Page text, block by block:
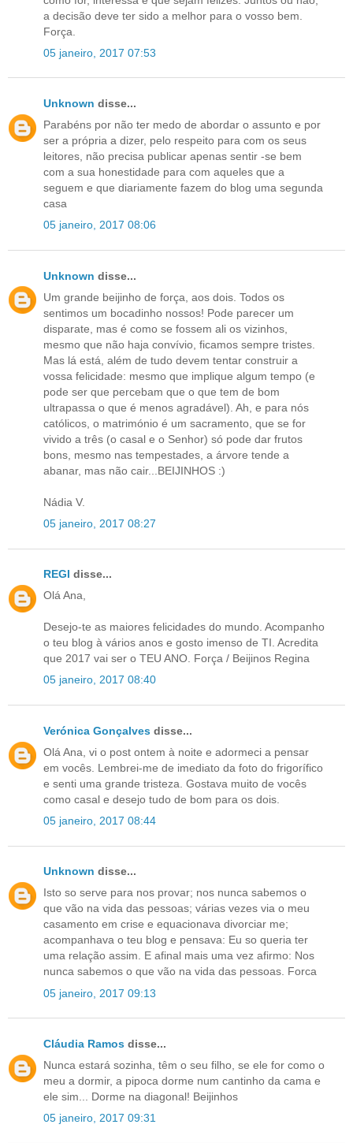
a decisão deve ter sido a melhor para o vosso bem.
Força.
05 janeiro, 2017 07:53
Unknown disse...
Parabéns por não ter medo de abordar o assunto e por
ser a própria a dizer, pelo respeito para com os seus
leitores, não precisa publicar apenas sentir -se bem
com a sua honestidade para com aqueles que a
seguem e que diariamente fazem do blog uma segunda
casa
05 janeiro, 2017 08:06
Unknown disse...
Um grande beijinho de força, aos dois. Todos os
sentimos um bocadinho nossos! Pode parecer um
disparate, mas é como se fossem ali os vizinhos,
mesmo que não haja convívio, ficamos sempre tristes.
Mas lá está, além de tudo devem tentar construir a
vossa felicidade: mesmo que implique algum tempo (e
pode ser que percebam que o que tem de bom
ultrapassa o que é menos agradável). Ah, e para nós
católicos, o matrimónio é um sacramento, que se for
vivido a três (o casal e o Senhor) só pode dar frutos
bons, mesmo nas tempestades, a árvore tende a
abanar, mas não cair...BEIJINHOS :)
Nádia V.
05 janeiro, 2017 08:27
REGI disse...
Olá Ana,
Desejo-te as maiores felicidades do mundo. Acompanho
o teu blog à vários anos e gosto imenso de TI. Acredita
que 2017 vai ser o TEU ANO. Força / Beijinos Regina
05 janeiro, 2017 08:40
Verónica Gonçalves disse...
Olá Ana, vi o post ontem à noite e adormeci a pensar
em vocês. Lembrei-me de imediato da foto do frigorífico
e senti uma grande tristeza. Gostava muito de vocês
como casal e desejo tudo de bom para os dois.
05 janeiro, 2017 08:44
Unknown disse...
Isto so serve para nos provar; nos nunca sabemos o
que vão na vida das pessoas; várias vezes via o meu
casamento em crise e equacionava divorciar me;
acompanhava o teu blog e pensava: Eu so queria ter
uma relação assim. E afinal mais uma vez afirmo: Nos
nunca sabemos o que vão na vida das pessoas. Forca
05 janeiro, 2017 09:13
Cláudia Ramos disse...
Nunca estará sozinha, têm o seu filho, se ele for como o
meu a dormir, a pipoca dorme num cantinho da cama e
ele sim... Dorme na diagonal! Beijinhos
05 janeiro, 2017 09:31